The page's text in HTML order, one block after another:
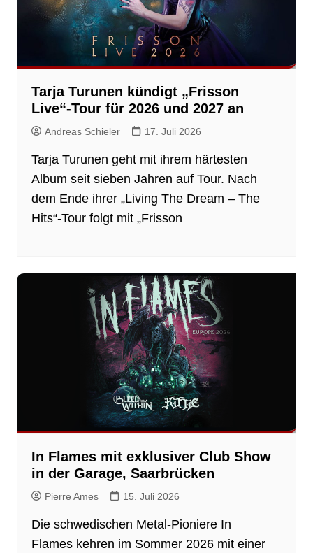
Tarja Turunen kündigt „Frisson
Live“-Tour für 2026 und 2027 an
Andreas Schieler 17. Juli 2026
Tarja Turunen geht mit ihrem härtesten
Album seit sieben Jahren auf Tour. Nach
dem Ende ihrer „Living The Dream – The
Hits“-Tour folgt mit „Frisson
In Flames mit exklusiver Club Show
in der Garage, Saarbrücken
Pierre Ames 15. Juli 2026
Die schwedischen Metal-Pioniere In
Flames kehren im Sommer 2026 mit einer